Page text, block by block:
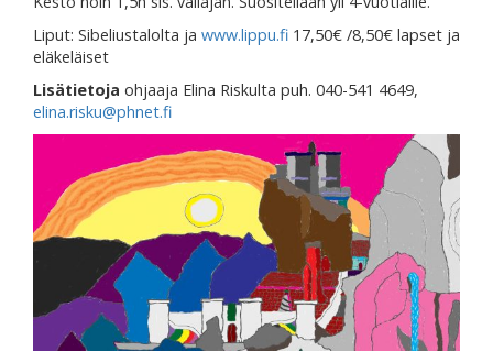
Liput: Sibeliustalolta ja www.lippu.fi 17,50€ /8,50€ lapset ja
eläkeläiset
Lisätietoja ohjaaja Elina Riskulta puh. 040-541 4649,
elina.risku@phnet.fi